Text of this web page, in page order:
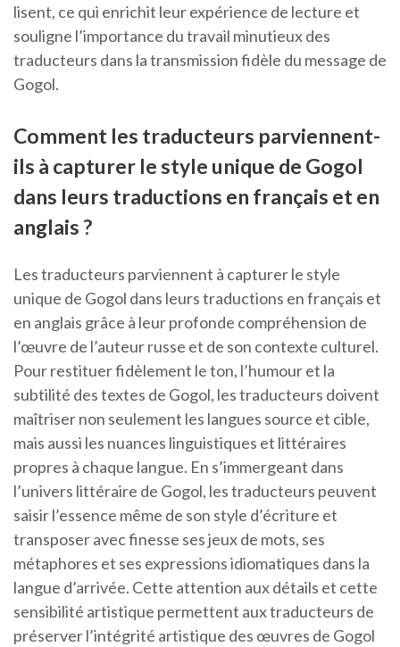
lisent, ce qui enrichit leur expérience de lecture et
souligne l’importance du travail minutieux des
traducteurs dans la transmission fidèle du message de
Gogol.
Comment les traducteurs parviennent-
ils à capturer le style unique de Gogol
dans leurs traductions en français et en
anglais ?
Les traducteurs parviennent à capturer le style
unique de Gogol dans leurs traductions en français et
en anglais grâce à leur profonde compréhension de
l’œuvre de l’auteur russe et de son contexte culturel.
Pour restituer fidèlement le ton, l’humour et la
subtilité des textes de Gogol, les traducteurs doivent
maîtriser non seulement les langues source et cible,
mais aussi les nuances linguistiques et littéraires
propres à chaque langue. En s’immergeant dans
l’univers littéraire de Gogol, les traducteurs peuvent
saisir l’essence même de son style d’écriture et
transposer avec finesse ses jeux de mots, ses
métaphores et ses expressions idiomatiques dans la
langue d’arrivée. Cette attention aux détails et cette
sensibilité artistique permettent aux traducteurs de
préserver l’intégrité artistique des œuvres de Gogol